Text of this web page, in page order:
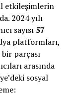
etkileşimlerin
2024 yılı
sayısı 57
platformları,
parçası
arasında
sosyal